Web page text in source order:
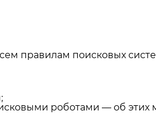
правилам поисковых
роботами — об